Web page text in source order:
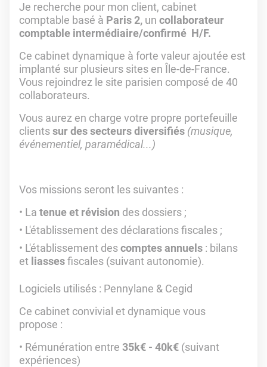
Je recherche pour mon client, cabinet
comptable basé à Paris 2, un collaborateur
comptable intermédiaire/confirmé H/F.
Ce cabinet dynamique à forte valeur ajoutée est
implanté sur plusieurs sites en Île-de-France.
Vous rejoindrez le site parisien composé de 40
collaborateurs.
Vous aurez en charge votre propre portefeuille
clientssur des secteurs diversifiés (musique,
événementiel, paramédical...)
Vos missions seront les suivantes :
La tenue et révision des dossiers ;
L'établissement des déclarations fiscales ;
L'établissement descomptes annuels : bilans
et liassesfiscales (suivant autonomie).
Logiciels utilisés : Pennylane & Cegid
Ce cabinet convivial et dynamique vous
propose :
Rémunération entre 35k€ - 40k€ (suivant
expériences)